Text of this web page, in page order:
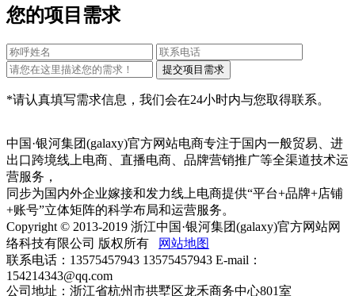
您的项目需求
*请认真填写需求信息，我们会在24小时内与您取得联系。
中国·银河集团(galaxy)官方网站电商专注于国内一般贸易、进
出口跨境线上电商、直播电商、品牌营销推广等全渠道技术运
营服务，
同步为国内外企业嫁接和发力线上电商提供“平台+品牌+店铺
+账号”立体矩阵的科学布局和运营服务。
Copyright © 2013-2019 浙江中国·银河集团(galaxy)官方网站网
络科技有限公司 版权所有
网站地图
联系电话：13575457943 13575457943 E-mail：
154214343@qq.com
公司地址：浙江省杭州市拱墅区龙禾商务中心801室